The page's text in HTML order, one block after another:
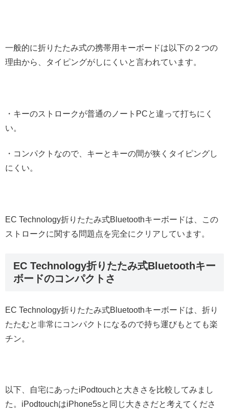
一般的に折りたたみ式の携帯用キーボードは以下の２つの
理由から、タイピングがしにくいと言われています。
・キーのストロークが普通のノートPCと違って打ちにく
い。
・コンパクトなので、キーとキーの間が狭くタイピングし
にくい。
EC Technology折りたたみ式Bluetoothキーボードは、この
ストロークに関する問題点を完全にクリアしています。
EC Technology折りたたみ式Bluetoothキー
ボードのコンパクトさ
EC Technology折りたたみ式Bluetoothキーボードは、折り
たたむと非常にコンパクトになるので持ち運びもとても楽
チン。
以下、自宅にあったiPodtouchと大きさを比較してみまし
た。iPodtouchはiPhone5sと同じ大きさだと考えてくださ